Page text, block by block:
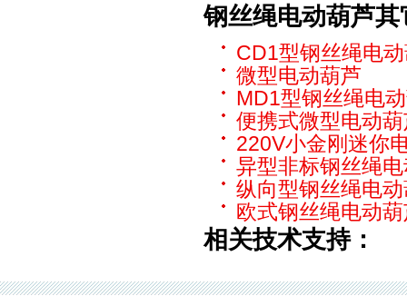
钢丝绳电动葫芦其
CD1型钢丝绳电
微型电动葫芦
MD1型钢丝绳电
便携式微型电动
220V小金刚迷你
异型非标钢丝绳
纵向型钢丝绳电
欧式钢丝绳电动
相关技术支持：